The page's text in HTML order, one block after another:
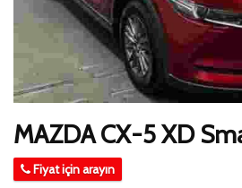
MAZDA CX-5 XD
Fiyat için arayın